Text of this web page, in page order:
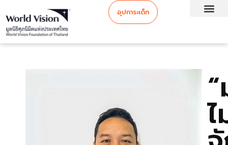
อุปการะเด็ก